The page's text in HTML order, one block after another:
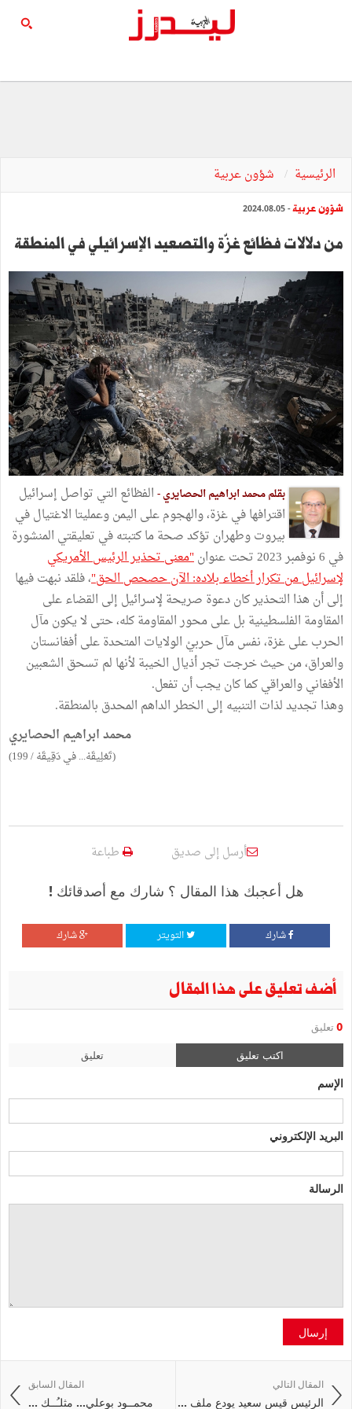
الرئيسية شؤون عربية
شؤون عربية- 2024.08.05
من دلالات فظائع غزّة والتصعيد الإسرائيلي في المنطقة
بقلم محمد ابراهيم الحصايري -الفظائع التي تواصل إسرائيل
اقترافها في غزة، والهجوم على اليمن وعمليتا الاغتيال في
بيروت وطهران تؤكد صحة ما كتبته في تعليقتي المنشورة
في 6 نوفمبر 2023 تحت عنوان
"معنى تحذير الرئيس الأمريكي
لإسرائيل من تكرار أخطاء بلاده: الآن حصحص الحق"، فلقد نبهت فيها
إلى أن هذا التحذير كان دعوة صريحة لإسرائيل إلى القضاء على
المقاومة الفلسطينية بل على محور المقاومة كله، حتى لا يكون مآل
الحرب على غزة، نفس مآل حربيْ الولايات المتحدة على أفغانستان
والعراق، من حيث خرجت تجر أذيال الخيبة لأنها لم تسحق الشعبين
الأفغاني والعراقي كما كان يجب أن تفعل.
وهذا تجديد لذات التنبيه إلى الخطر الداهم المحدق بالمنطقة.
محمد ابراهيم الحصايري
(تَعْلِيقَهْ... في دَقِيقَهْ / 199)
أرسل إلى صديق طباعة
هل أعجبك هذا المقال ؟ شارك مع أصدقائك !
شارك التويتر شارك
أضف تعليق على هذا المقال
0 تعليق
اكتب تعليق تعليق
الإسم
البريد الإلكتروني
الرسالة
إرسال
المقال السابق
محمــود بوعلي... مثلـُــك ...
المقال التالي
الرئيس قيس سعيد يودع ملف ...